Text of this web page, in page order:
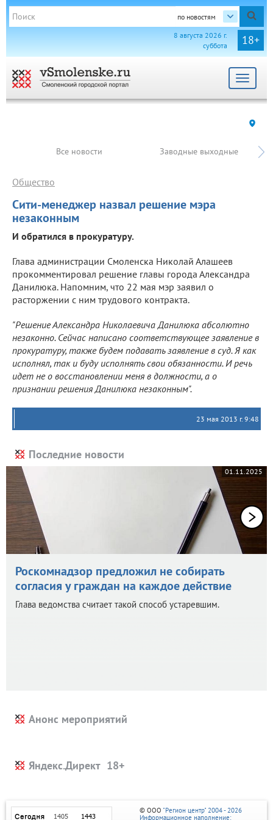
по новостям
18+
8 августа 2026 г.
суббота
Toggle
Все новости Заводные выходные
Сити-менеджер назвал решение мэра
незаконным
Общество
И обратился в прокуратуру.
Глава администрации Смоленска Николай Алашеев
прокомментировал решение главы города Александра
Данилюка. Напомним, что 22 мая мэр заявил о
расторжении с ним трудового контракта.
"Решение Александра Николаевича Данилюка абсолютно
незаконно. Сейчас написано соответствующее заявление в
прокуратуру, также будем подавать заявление в суд. Я как
исполнял, так и буду исполнять свои обязанности. И речь
идет не о восстановлении меня в должности, а о
признании решения Данилюка незаконным".
23 мая 2013 г. 9:48
Последние новости
01.11.2025
Роскомнадзор предложил не собирать
согласия у граждан на каждое действие
Глава ведомства считает такой способ устаревшим.
Анонс мероприятий
Яндекс.Директ
© ООО "Регион центр" 2004 - 2026
Информационное наполнение: